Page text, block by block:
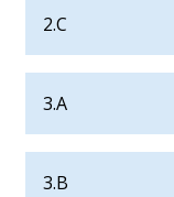
2.C
3.A
3.B